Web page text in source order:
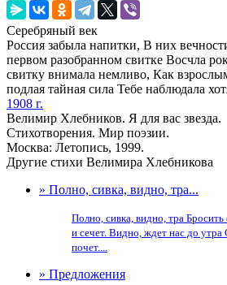
Серебряный век
Россия забыла напитки, В них
первом разобранном свитке Восчла
свитку внимала немливо, Как
подлая тайная сила Тебе наблюдала
1908 г.
Велимир Хлебников. Я для вас звезда.
Стихотворения. Мир поэзии.
Москва: Летопись, 1999.
Другие стихи Велимира Хлебникова
» Полно, сивка, видно, тра...
Полно, сивка, видно, тра
и сечет. Видно, ждет нас до
почет....
» Предложения